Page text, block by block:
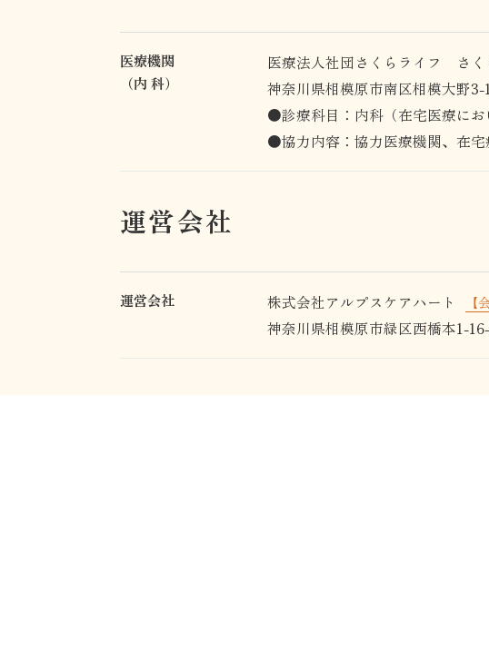
医療機関
（内 科）
医療法人社団さくらライフ さく
神奈川県相模原市南区相模大野
●診療科目：内科（在宅医療にお
●協力内容：協力医療機関、在宅
運営会社
運営会社 株式会社アルプスケアハート 【
神奈川県相模原市緑区西橋本1-